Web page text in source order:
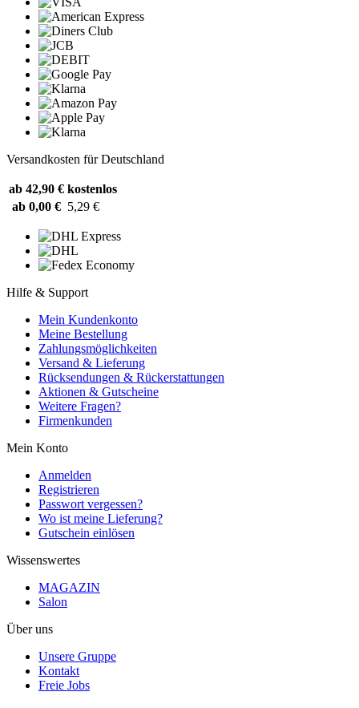
Versandkosten für Deutschland
ab 42,90 € kostenlos
ab 0,00 € 5,29 €
Hilfe & Support
Mein Kundenkonto
Meine Bestellung
Zahlungsmöglichkeiten
Versand & Lieferung
Rücksendungen & Rückerstattungen
Aktionen & Gutscheine
Weitere Fragen?
Firmenkunden
Mein Konto
Anmelden
Registrieren
Passwort vergessen?
Wo ist meine Lieferung?
Gutschein einlösen
Wissenswertes
MAGAZIN
Salon
Über uns
Unsere Gruppe
Kontakt
Freie Jobs